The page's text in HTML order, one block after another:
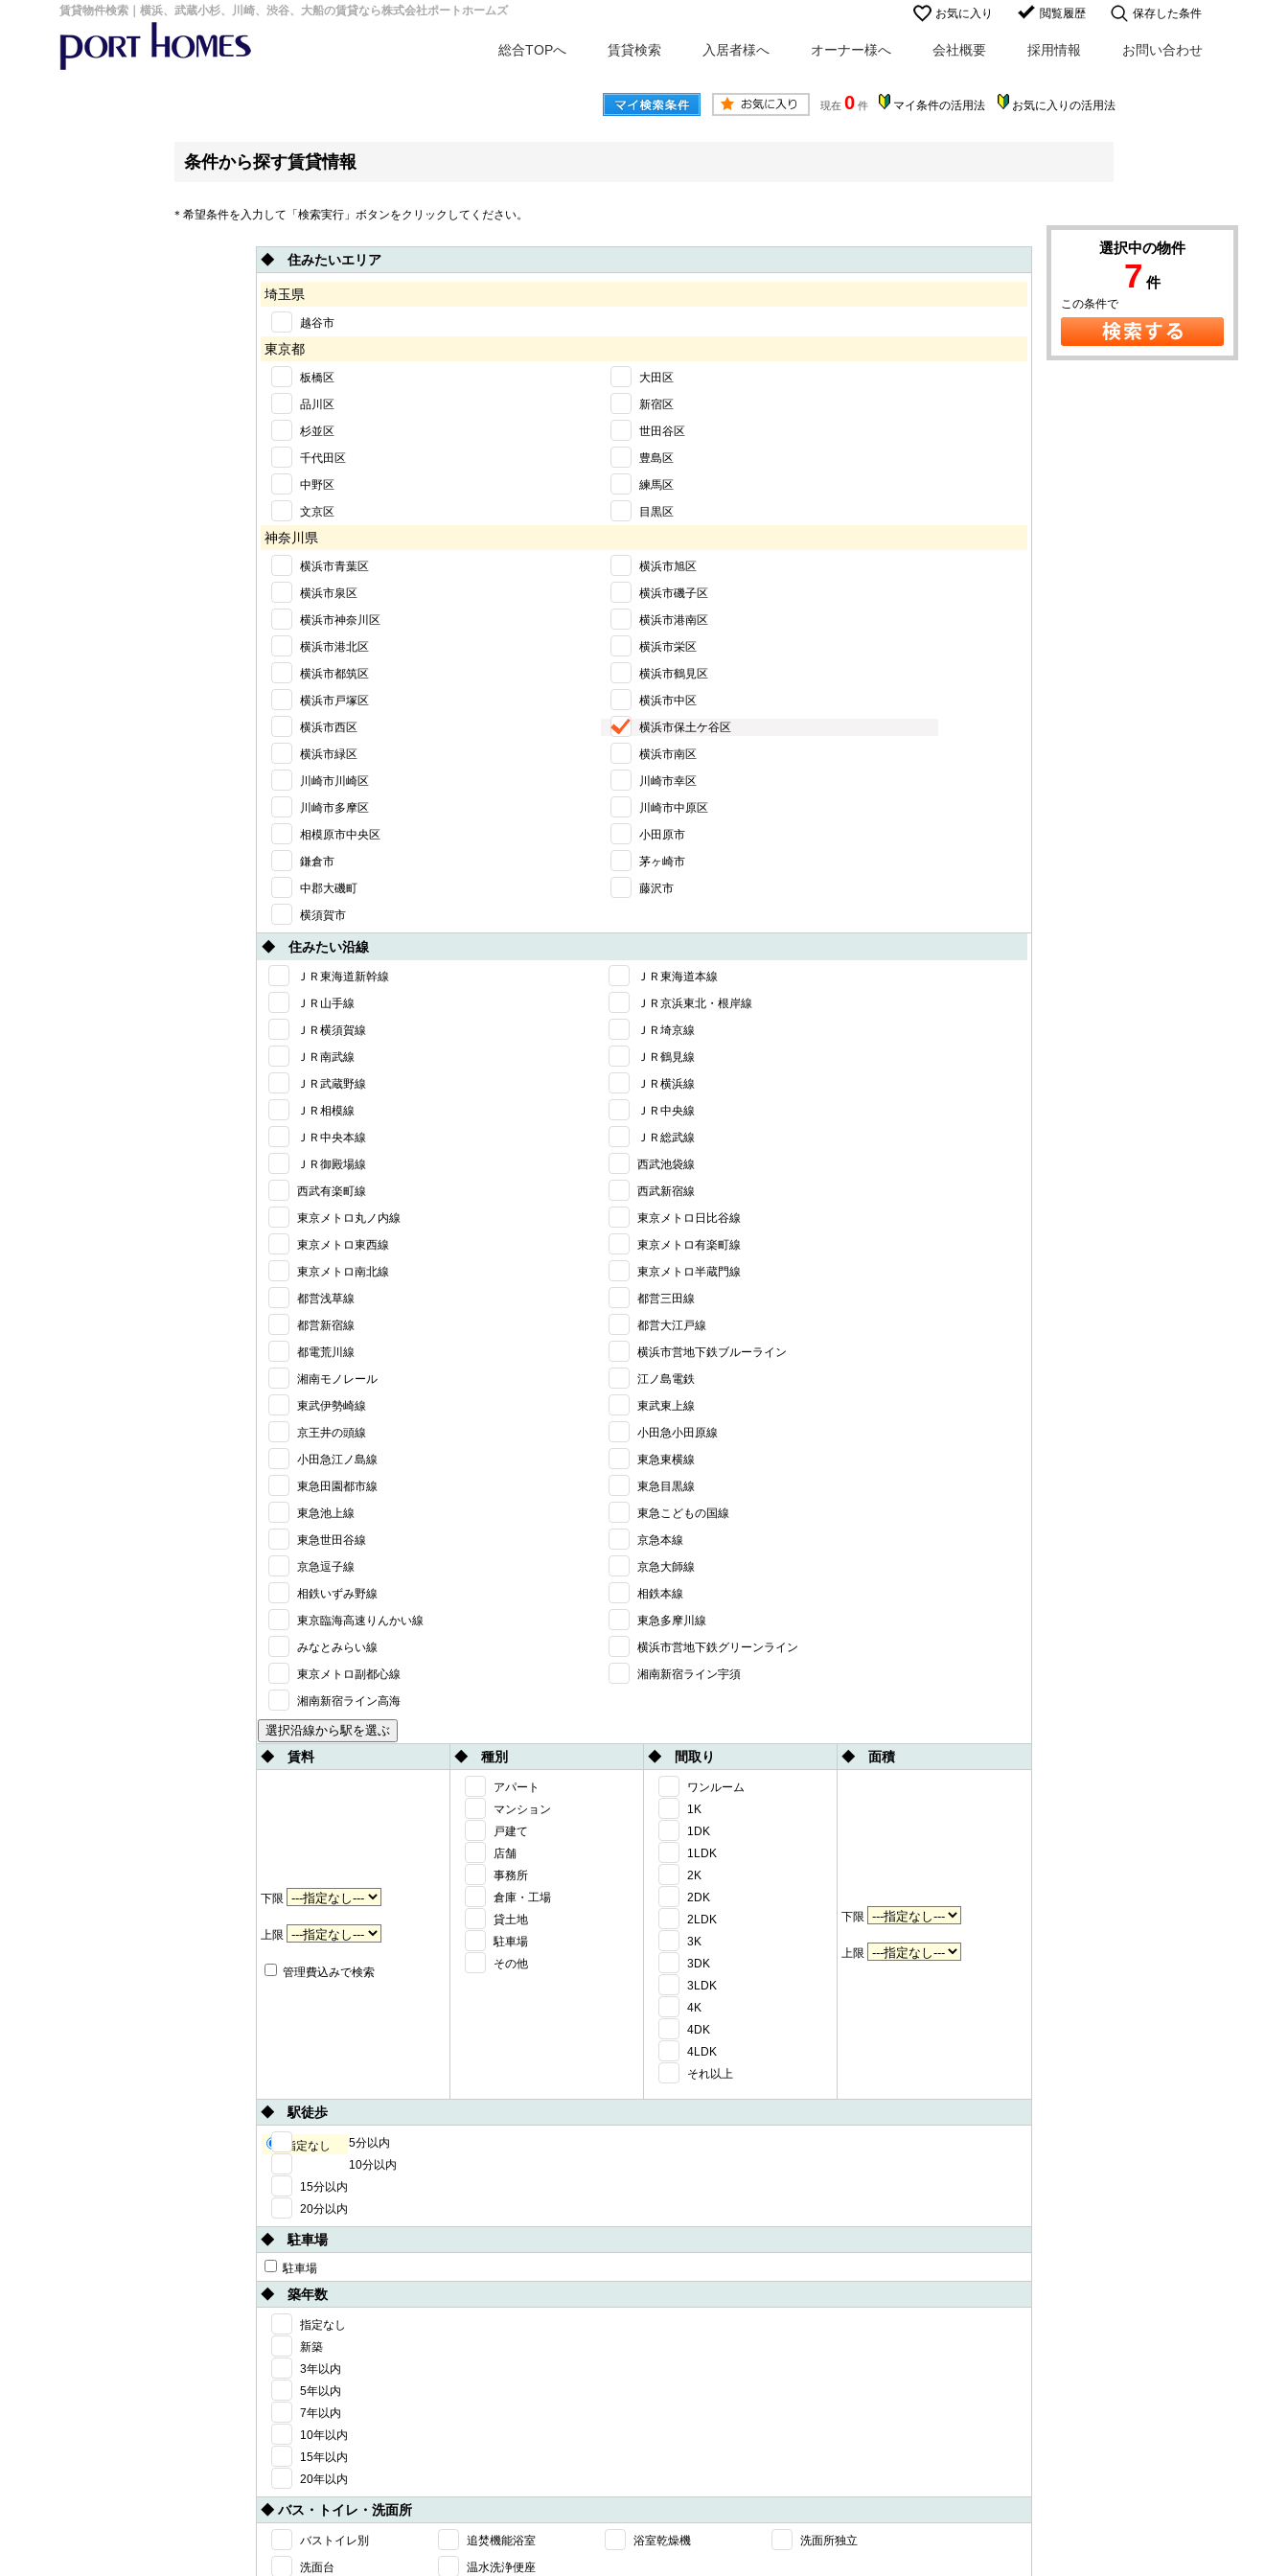
賃貸物件検索｜横浜、武蔵小杉、川崎、渋谷、大船の賃貸なら株式会社ポートホームズ お気に入り 閲覧履歴 保存した条件
総合TOPへ 賃貸検索 入居者様へ オーナー様へ 会社概要 採用情報 お問い合わせ
現在 0 件 マイ条件の活用法 お気に入りの活用法
条件から探す賃貸情報
＊希望条件を入力して「検索実行」ボタンをクリックしてください。
◆ 住みたいエリア
埼玉県
越谷市
東京都
板橋区
大田区
品川区
新宿区
杉並区
世田谷区
千代田区
豊島区
中野区
練馬区
文京区
目黒区
神奈川県
横浜市青葉区
横浜市旭区
横浜市泉区
横浜市磯子区
横浜市神奈川区
横浜市港南区
横浜市港北区
横浜市栄区
横浜市都筑区
横浜市鶴見区
横浜市戸塚区
横浜市中区
横浜市西区
横浜市保土ケ谷区
横浜市緑区
横浜市南区
川崎市川崎区
川崎市幸区
川崎市多摩区
川崎市中原区
相模原市中央区
小田原市
鎌倉市
茅ヶ崎市
中郡大磯町
藤沢市
横須賀市
◆ 住みたい沿線
ＪＲ東海道新幹線
ＪＲ東海道本線
ＪＲ山手線
ＪＲ京浜東北・根岸線
ＪＲ横須賀線
ＪＲ埼京線
ＪＲ南武線
ＪＲ鶴見線
ＪＲ武蔵野線
ＪＲ横浜線
ＪＲ相模線
ＪＲ中央線
ＪＲ中央本線
ＪＲ総武線
ＪＲ御殿場線
西武池袋線
西武有楽町線
西武新宿線
東京メトロ丸ノ内線
東京メトロ日比谷線
東京メトロ東西線
東京メトロ有楽町線
東京メトロ南北線
東京メトロ半蔵門線
都営浅草線
都営三田線
都営新宿線
都営大江戸線
都電荒川線
横浜市営地下鉄ブルーライン
湘南モノレール
江ノ島電鉄
東武伊勢崎線
東武東上線
京王井の頭線
小田急小田原線
小田急江ノ島線
東急東横線
東急田園都市線
東急目黒線
東急池上線
東急こどもの国線
東急世田谷線
京急本線
京急逗子線
京急大師線
相鉄いずみ野線
相鉄本線
東京臨海高速りんかい線
東急多摩川線
みなとみらい線
横浜市営地下鉄グリーンライン
東京メトロ副都心線
湘南新宿ライン宇須
湘南新宿ライン高海
◆ 賃料 ◆ 種別 ◆ 間取り ◆ 面積
下限
上限
管理費込みで検索
アパート
マンション
戸建て
店舗
事務所
倉庫・工場
貸土地
駐車場
その他
ワンルーム
1K
1DK
1LDK
2K
2DK
2LDK
3K
3DK
3LDK
4K
4DK
4LDK
それ以上
下限
上限
◆ 駅徒歩
指定なし
5分以内
10分以内
15分以内
20分以内
◆ 駐車場
駐車場
◆ 築年数
指定なし
新築
3年以内
5年以内
7年以内
10年以内
15年以内
20年以内
◆ バス・トイレ・洗面所
バストイレ別 追焚機能浴室 浴室乾燥機
洗面所独立
洗面台
温水洗浄便座
選択中の物件
7 件
この条件で